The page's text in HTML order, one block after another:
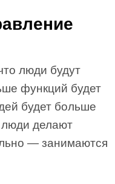
люди будут
функций будет
будет больше
люди делают
— занимаются